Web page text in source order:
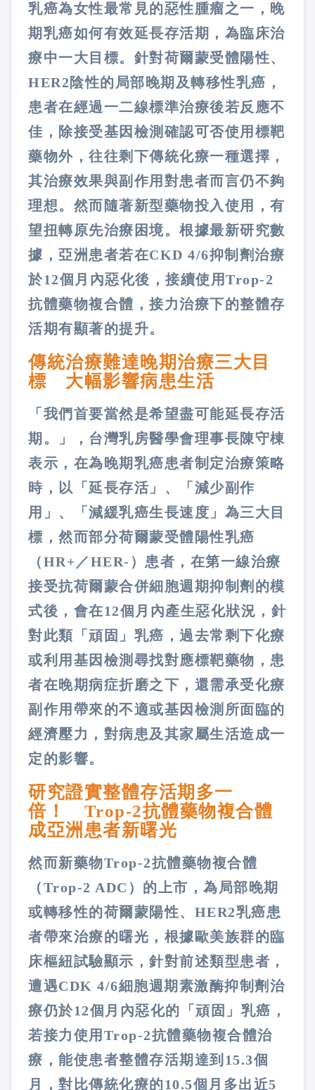
乳癌為女性最常見的惡性腫瘤之一，晚
期乳癌如何有效延長存活期，為臨床治
療中一大目標。針對荷爾蒙受體陽性、
HER2陰性的局部晚期及轉移性乳癌，
患者在經過一二線標準治療後若反應不
佳，除接受基因檢測確認可否使用標靶
藥物外，往往剩下傳統化療一種選擇，
其治療效果與副作用對患者而言仍不夠
理想。然而隨著新型藥物投入使用，有
望扭轉原先治療困境。根據最新研究數
據，亞洲患者若在CKD 4/6抑制劑治療
於12個月內惡化後，接續使用Trop-2
抗體藥物複合體，接力治療下的整體存
活期有顯著的提升。
傳統治療難達晚期治療三大目
標 大幅影響病患生活
「我們首要當然是希望盡可能延長存活
期。」，台灣乳房醫學會理事長陳守棟
表示，在為晚期乳癌患者制定治療策略
時，以「延長存活」、「減少副作
用」、「減緩乳癌生長速度」為三大目
標，然而部分荷爾蒙受體陽性乳癌
（HR+／HER-）患者，在第一線治療
接受抗荷爾蒙合併細胞週期抑制劑的模
式後，會在12個月內產生惡化狀況，針
對此類「頑固」乳癌，過去常剩下化療
或利用基因檢測尋找對應標靶藥物，患
者在晚期病症折磨之下，還需承受化療
副作用帶來的不適或基因檢測所面臨的
經濟壓力，對病患及其家屬生活造成一
定的影響。
研究證實整體存活期多一
倍！ Trop-2抗體藥物複合體
成亞洲患者新曙光
然而新藥物Trop-2抗體藥物複合體
（Trop-2 ADC）的上市，為局部晚期
或轉移性的荷爾蒙陽性、HER2乳癌患
者帶來治療的曙光，根據歐美族群的臨
床樞紐試驗顯示，針對前述類型患者，
遭遇CDK 4/6細胞週期素激酶抑制劑治
療仍於12個月內惡化的「頑固」乳癌，
若接力使用Trop-2抗體藥物複合體治
療，能使患者整體存活期達到15.3個
月，對比傳統化療的10.5個月多出近5